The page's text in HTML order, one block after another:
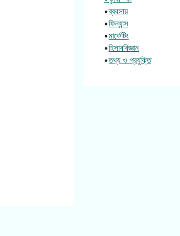
•ব্যবসায়
•ফিন্যান্স
•মার্কেটিং
•হিসাববিজ্ঞান
•তথ্য ও প্রযুক্তি